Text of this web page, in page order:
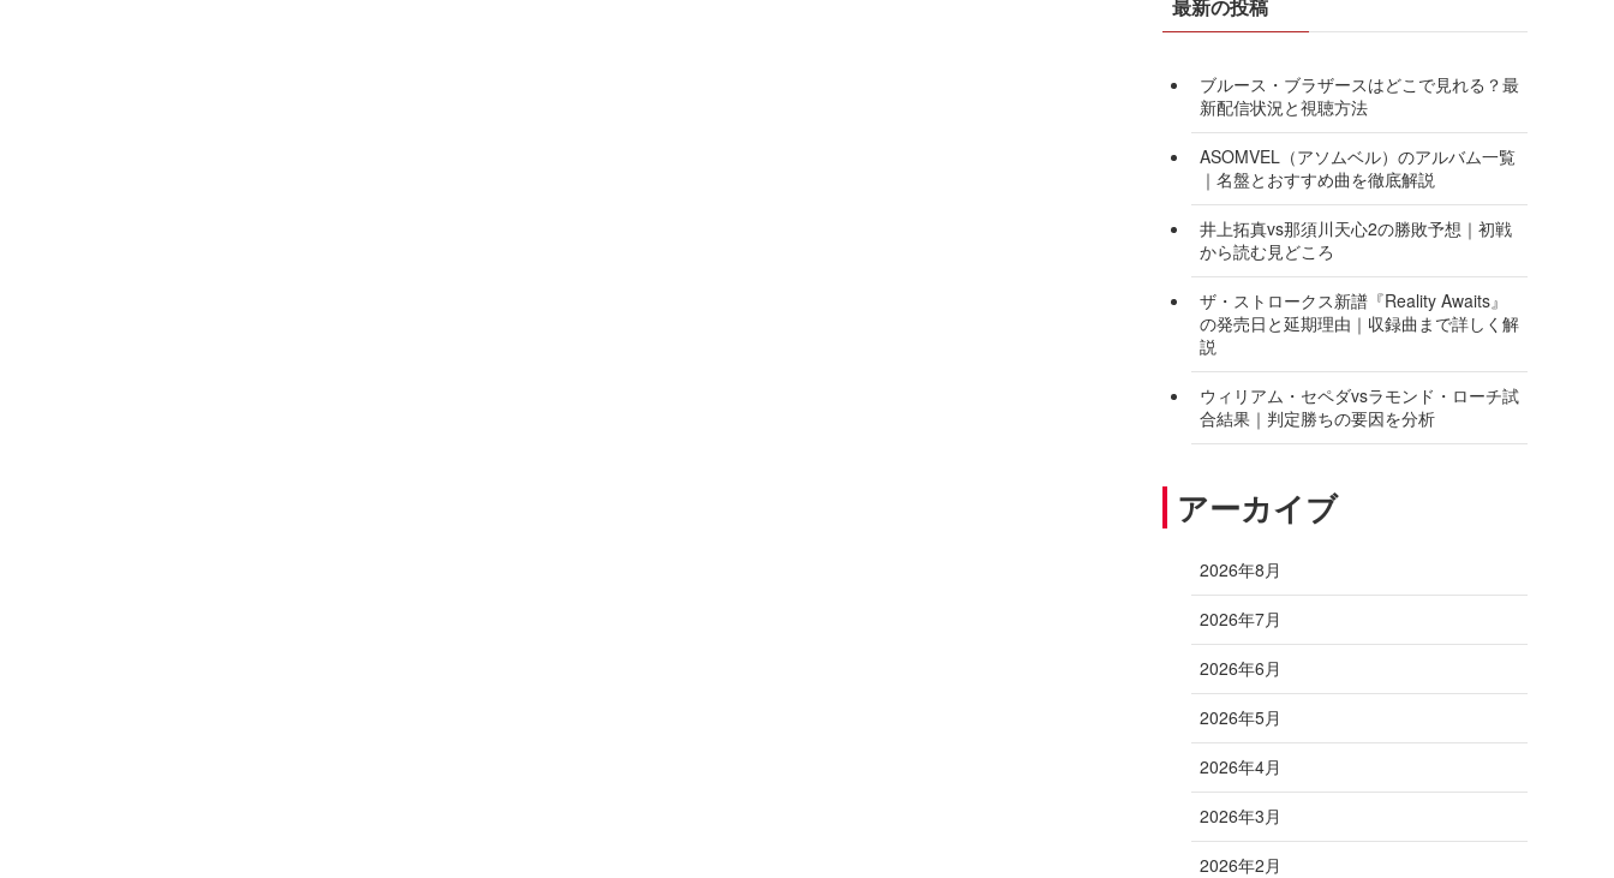
最新の投稿
ブルース・ブラザースはどこで見れる？最
新配信状況と視聴方法
ASOMVEL（アソムベル）のアルバム一覧
｜名盤とおすすめ曲を徹底解説
井上拓真vs那須川天心2の勝敗予想｜初戦
から読む見どころ
ザ・ストロークス新譜『Reality Awaits』
の発売日と延期理由｜収録曲まで詳しく解
説
ウィリアム・セペダvsラモンド・ローチ試
合結果｜判定勝ちの要因を分析
アーカイブ
2026年8月
2026年7月
2026年6月
2026年5月
2026年4月
2026年3月
2026年2月